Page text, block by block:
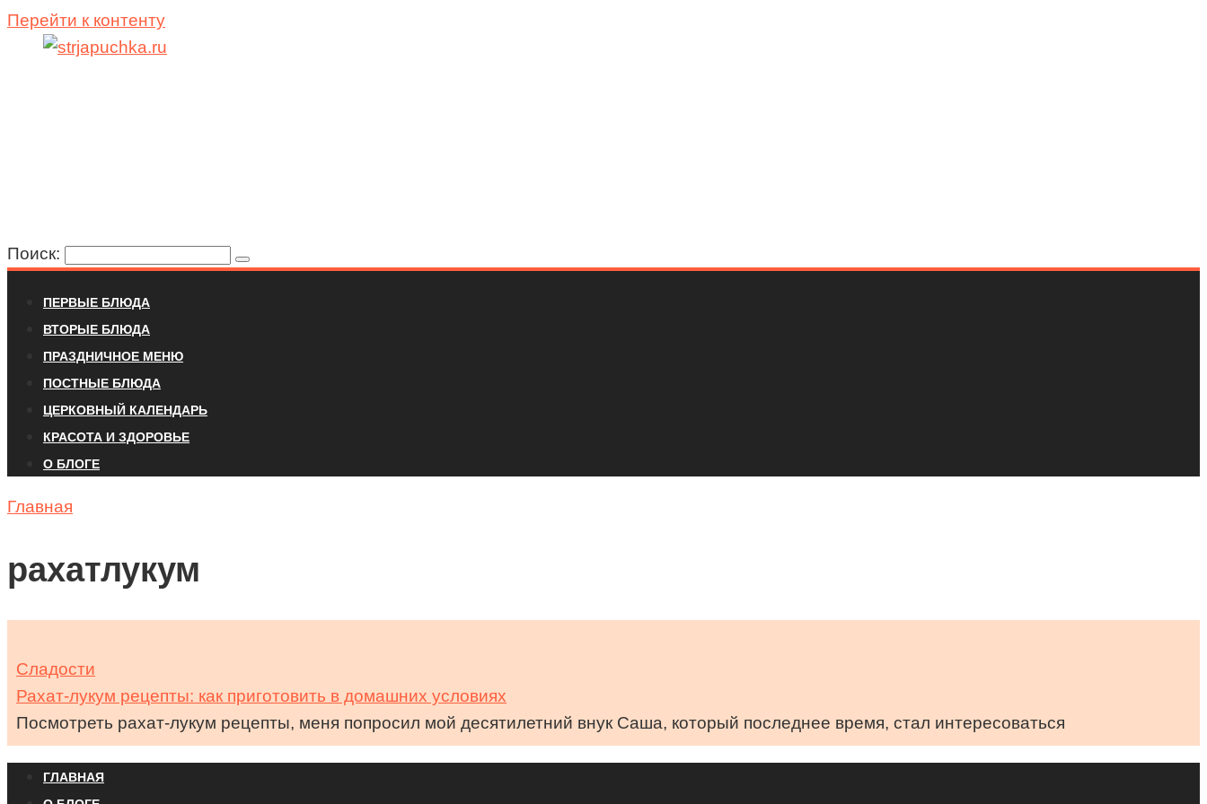
Перейти к контенту
Поиск:
ПЕРВЫЕ БЛЮДА
ВТОРЫЕ БЛЮДА
ПРАЗДНИЧНОЕ МЕНЮ
ПОСТНЫЕ БЛЮДА
ЦЕРКОВНЫЙ КАЛЕНДАРЬ
КРАСОТА И ЗДОРОВЬЕ
О БЛОГЕ
Главная
рахатлукум
Сладости
Рахат-лукум рецепты: как приготовить в домашних условиях
Посмотреть рахат-лукум рецепты, меня попросил мой десятилетний внук Саша, который последнее время, стал интересоваться
ГЛАВНАЯ